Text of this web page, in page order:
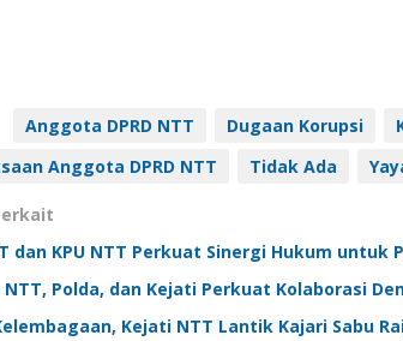
Anggota DPRD NTT Dugaan Korupsi
Anggota DPRD NTT
Tidak Ada
dan KPU NTT Perkuat Sinergi Hukum untuk
Polda, dan Kejati Perkuat Kolaborasi
Kejati NTT Lantik Kajari Sabu